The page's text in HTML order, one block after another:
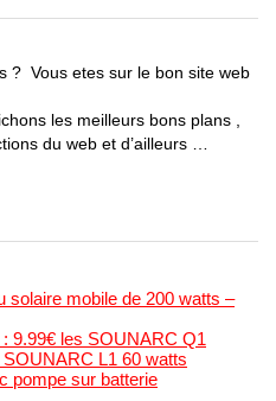
? Vous etes sur le bon site web
les meilleurs bons plans ,
du web et d’ailleurs …
solaire mobile de 200 watts –
9.99€ les SOUNARC Q1
SOUNARC L1 60 watts
pompe sur batterie